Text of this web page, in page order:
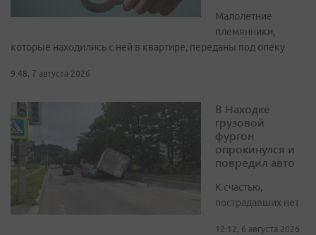
Малолетние
племянники,
которые находились с ней в квартире, переданы под опеку
9:48, 7 августа 2026
В Находке
грузовой
фургон
опрокинулся и
повредил авто
К счастью,
пострадавших нет
12:12, 6 августа 2026